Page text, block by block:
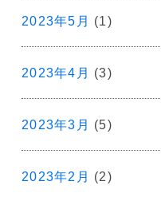
2023年5月 (1)
2023年4月 (3)
2023年3月 (5)
2023年2月 (2)